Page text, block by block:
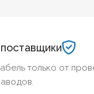
только от